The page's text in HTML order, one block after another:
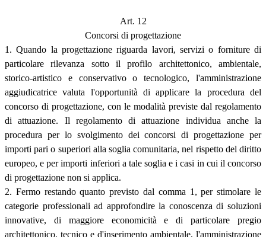
Art. 12
Concorsi di progettazione
1. Quando la progettazione riguarda lavori, servizi o forniture di
particolare rilevanza sotto il profilo architettonico, ambientale,
storico-artistico e conservativo o tecnologico, l'amministrazione
aggiudicatrice valuta l'opportunità di applicare la procedura del
concorso di progettazione, con le modalità previste dal regolamento
di attuazione. Il regolamento di attuazione individua anche la
procedura per lo svolgimento dei concorsi di progettazione per
importi pari o superiori alla soglia comunitaria, nel rispetto del diritto
europeo, e per importi inferiori a tale soglia e i casi in cui il concorso
di progettazione non si applica.
2. Fermo restando quanto previsto dal comma 1, per stimolare le
categorie professionali ad approfondire la conoscenza di soluzioni
innovative, di maggiore economicità e di particolare pregio
architettonico, tecnico e d'inserimento ambientale, l'amministrazione